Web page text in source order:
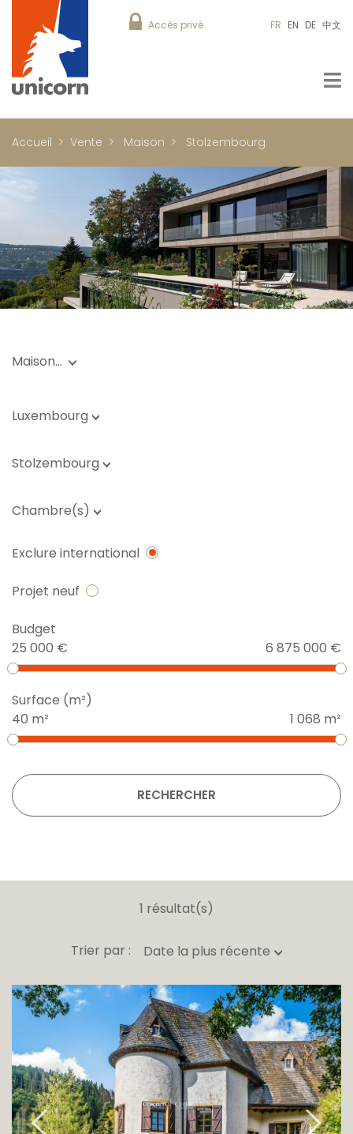
Accès privé FR EN DE 中文
Accueil Vente Maison Stolzembourg
Maison…
Luxembourg
Stolzembourg
Chambre(s)
Exclure international
Projet neuf
Budget
25 000 €
6 875 000 €
Surface (m²)
40 m²
1 068 m²
RECHERCHER
1 résultat(s)
Trier par : Date la plus récente